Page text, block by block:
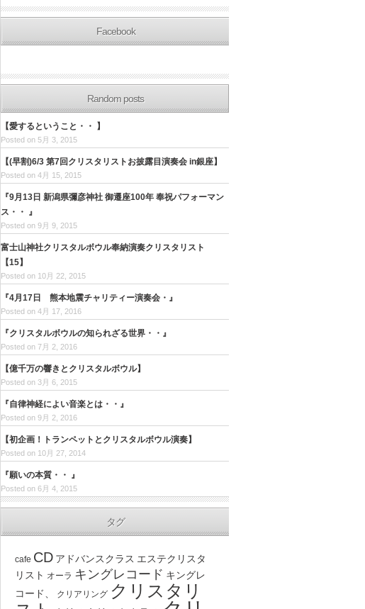
Facebook
Random posts
【愛するということ・・ 】
Posted on 5月 3, 2015
【(早割)6/3 第7回クリスタリストお披露目演奏会 in銀座】
Posted on 4月 15, 2015
『9月13日 新潟県彌彦神社 御遷座100年 奉祝パフォーマン
ス・・ 』
Posted on 9月 9, 2015
富士山神社クリスタルボウル奉納演奏クリスタリスト
【15】
Posted on 10月 22, 2015
『4月17日 熊本地震チャリティー演奏会・』
Posted on 4月 17, 2016
『クリスタルボウルの知られざる世界・・』
Posted on 7月 2, 2016
【億千万の響きとクリスタルボウル】
Posted on 3月 6, 2015
『自律神経によい音楽とは・・』
Posted on 9月 2, 2016
【初企画！トランペットとクリスタルボウル演奏】
Posted on 10月 27, 2014
『願いの本質・・ 』
Posted on 6月 4, 2015
タグ
cafe CD アドバンスクラス エステクリスタ
リスト オーラ キングレコード キングレ
コード、
クリアリング クリスタリ